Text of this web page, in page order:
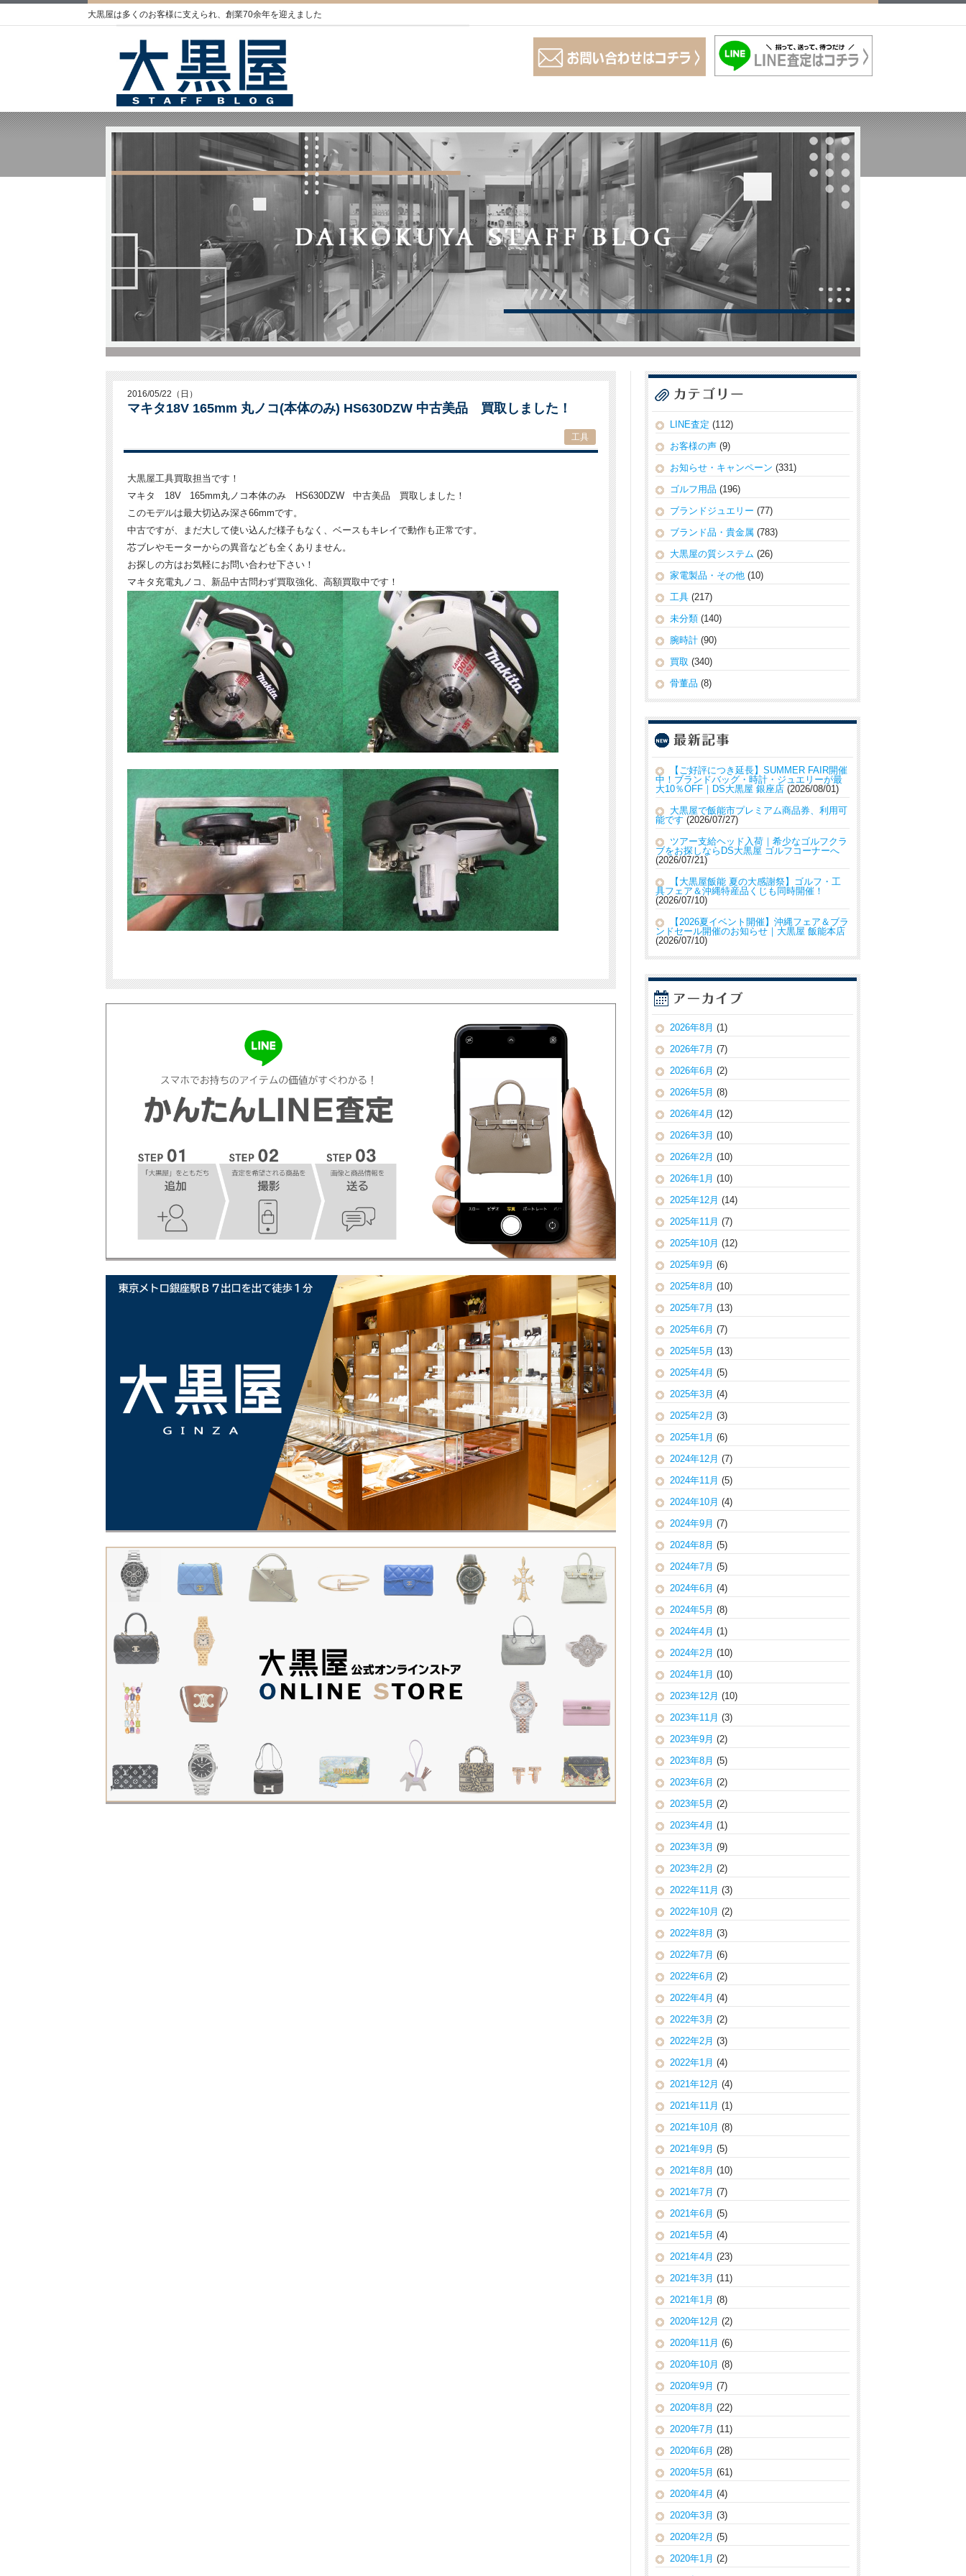
大黒屋は多くのお客様に支えられ、創業70余年を迎えました
2016/05/22（日）
マキタ18V 165mm 丸ノコ(本体のみ) HS630DZW 中古美品 買取しました！
工具
大黒屋工具買取担当です！
マキタ 18V 165mm丸ノコ本体のみ HS630DZW 中古美品 買取しました！
このモデルは最大切込み深さ66mmです。
中古ですが、まだ大して使い込んだ様子もなく、ベースもキレイで動作も正常です。
芯ブレやモーターからの異音なども全くありません。
お探しの方はお気軽にお問い合わせ下さい！
マキタ充電丸ノコ、新品中古問わず買取強化、高額買取中です！
LINE査定 (112)
お客様の声 (9)
お知らせ・キャンペーン (331)
ゴルフ用品 (196)
ブランドジュエリー (77)
ブランド品・貴金属 (783)
大黒屋の質システム (26)
家電製品・その他 (10)
工具 (217)
未分類 (140)
腕時計 (90)
買取 (340)
骨董品 (8)
【ご好評につき延長】SUMMER FAIR開催
中！ブランドバッグ・時計・ジュエリーが最
大10％OFF｜DS大黒屋 銀座店 2026/08/01
大黒屋で飯能市プレミアム商品券、利用可
能です 2026/07/27
ツアー支給ヘッド入荷｜希少なゴルフクラ
ブをお探しならDS大黒屋 ゴルフコーナーへ
2026/07/21
【大黒屋飯能 夏の大感謝祭】ゴルフ・工
具フェア＆沖縄特産品くじも同時開催！
2026/07/10
【2026夏イベント開催】沖縄フェア＆ブラ
ンドセール開催のお知らせ｜大黒屋 飯能本店
2026/07/10
2026年8月 (1)
2026年7月 (7)
2026年6月 (2)
2026年5月 (8)
2026年4月 (12)
2026年3月 (10)
2026年2月 (10)
2026年1月 (10)
2025年12月 (14)
2025年11月 (7)
2025年10月 (12)
2025年9月 (6)
2025年8月 (10)
2025年7月 (13)
2025年6月 (7)
2025年5月 (13)
2025年4月 (5)
2025年3月 (4)
2025年2月 (3)
2025年1月 (6)
2024年12月 (7)
2024年11月 (5)
2024年10月 (4)
2024年9月 (7)
2024年8月 (5)
2024年7月 (5)
2024年6月 (4)
2024年5月 (8)
2024年4月 (1)
2024年2月 (10)
2024年1月 (10)
2023年12月 (10)
2023年11月 (3)
2023年9月 (2)
2023年8月 (5)
2023年6月 (2)
2023年5月 (2)
2023年4月 (1)
2023年3月 (9)
2023年2月 (2)
2022年11月 (3)
2022年10月 (2)
2022年8月 (3)
2022年7月 (6)
2022年6月 (2)
2022年4月 (4)
2022年3月 (2)
2022年2月 (3)
2022年1月 (4)
2021年12月 (4)
2021年11月 (1)
2021年10月 (8)
2021年9月 (5)
2021年8月 (10)
2021年7月 (7)
2021年6月 (5)
2021年5月 (4)
2021年4月 (23)
2021年3月 (11)
2021年1月 (8)
2020年12月 (2)
2020年11月 (6)
2020年10月 (8)
2020年9月 (7)
2020年8月 (22)
2020年7月 (11)
2020年6月 (28)
2020年5月 (61)
2020年4月 (4)
2020年3月 (3)
2020年2月 (5)
2020年1月 (2)